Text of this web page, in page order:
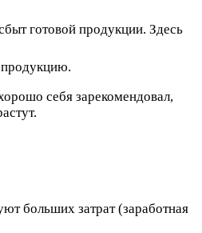
готовой продукции. Здесь
продукцию.
себя зарекомендовал,
больших затрат (заработная